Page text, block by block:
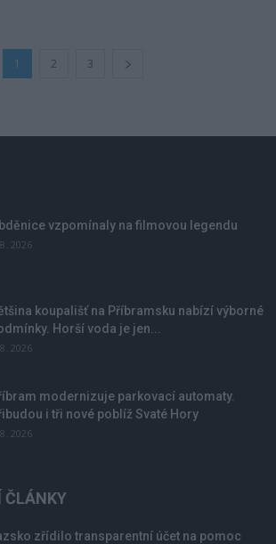
1 2 3
vzpomínaly na filmovou legendu
2026
koupališť na Příbramsku nabízí výborné
Horší voda je jen...
2026
modernizuje parkovací automaty.
i tři nové poblíž Svaté Hory
2026
ČLÁNKY
zřídilo transparentní účet na pomoc